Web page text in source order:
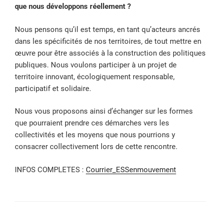
que nous développons réellement ?
Nous pensons qu’il est temps, en tant qu’acteurs ancrés
dans les spécificités de nos territoires, de tout mettre en
œuvre pour être associés à la construction des politiques
publiques. Nous voulons participer à un projet de
territoire innovant, écologiquement responsable,
participatif et solidaire.
Nous vous proposons ainsi d’échanger sur les formes
que pourraient prendre ces démarches vers les
collectivités et les moyens que nous pourrions y
consacrer collectivement lors de cette rencontre.
INFOS COMPLETES : Courrier_ESSenmouvement